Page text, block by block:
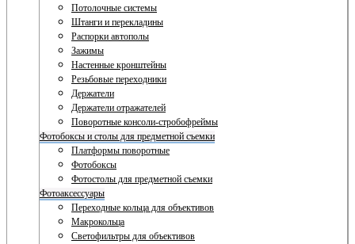
Потолочные системы
Штанги и перекладины
Распорки автополы
Зажимы
Настенные кронштейны
Резьбовые переходники
Держатели
Держатели отражателей
Поворотные консоли-стробофреймы
Фотобоксы и столы для предметной съемки
Платформы поворотные
Фотобоксы
Фотостолы для предметной съемки
Фотоаксессуары
Переходные кольца для объективов
Макрокольца
Светофильтры для объективов